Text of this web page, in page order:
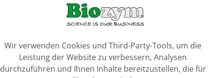
Wir verwenden Cookies und Third-Party-Tools, um die
Leistung der Website zu verbessern, Analysen
durchzuführen und Ihnen Inhalte bereitzustellen, die für